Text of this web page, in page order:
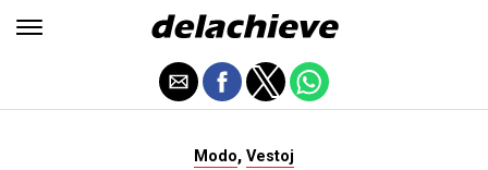
Modo, Vestoj